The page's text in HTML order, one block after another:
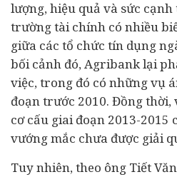
lượng, hiệu quả và sức
trườngtài chính có nhiều
giữa các tổ chức tín dụng
bối cảnh đó, Agribank lại
việc, trong đó có những vụ
đoạn trước 2010. Đồng thời,
cơ cấu giai đoạn 2013-2015
vướng mắc chưa được giải
Tuy nhiên, theo ông Tiết